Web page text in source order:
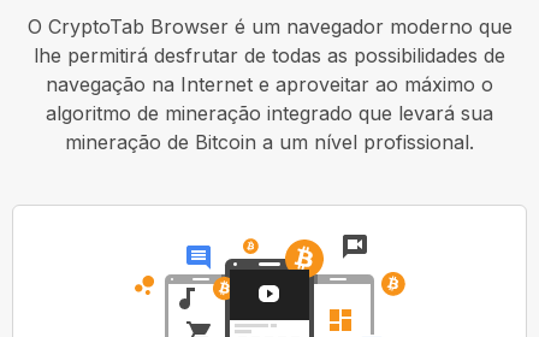
O CryptoTab Browser é um navegador moderno que
lhe permitirá desfrutar de todas as possibilidades de
navegação na Internet e aproveitar ao máximo o
algoritmo de mineração integrado que levará sua
mineração de Bitcoin a um nível profissional.